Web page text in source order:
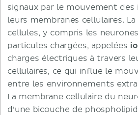
signaux par le mouvement des
leurs membranes cellulaires.
cellules, y compris les
particules chargées, appelées
charges électriques à travers
cellulaires, ce qui influe le
entre les environnements
La membrane cellulaire du
d'une bicouche de